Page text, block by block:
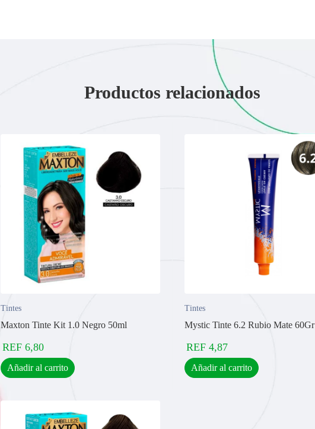
Productos relacionados
Tintes
Maxton Tinte Kit 1.0 Negro 50ml
REF 6,80
Añadir al carrito
Tintes
Mystic Tinte 6.2 Rubio Mate 60Gr
REF 4,87
Añadir al carrito